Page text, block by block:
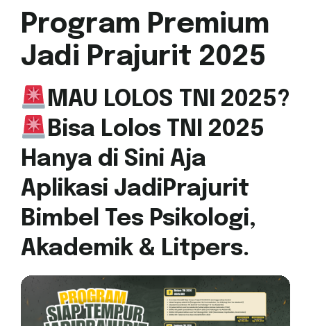
Program Premium
Jadi Prajurit 2025
MAU LOLOS TNI 2025?
Bisa Lolos TNI 2025
Hanya di Sini Aja
Aplikasi JadiPrajurit
Bimbel Tes Psikologi,
Akademik & Litpers.